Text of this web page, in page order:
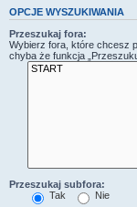
OPCJE WYSZUKIWANIA
Przeszukaj fora:
Wybierz fora, które chcesz
chyba że funkcja
Przeszukaj subfora:
Tak
Nie